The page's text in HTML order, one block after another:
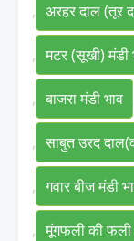
, अरहर दाल (तूर
, मटर (सूखी) मंडी
, बाजरा मंडी भाव
, साबुत उरद
, गवार बीज मंडी
, मूंगफली की फली